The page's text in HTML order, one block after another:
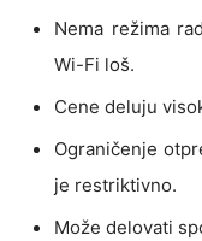
Nema režima
Wi-Fi loš.
Cene deluju
Ograničenje
je restriktivno.
Može delovati